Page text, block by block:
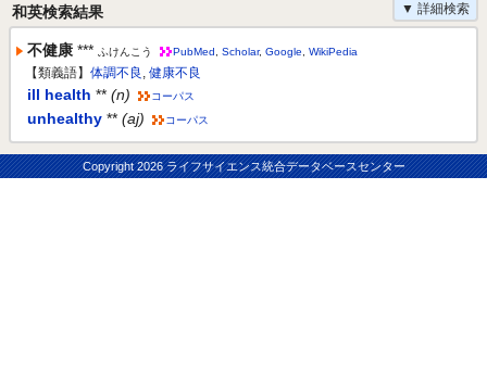
▼ 詳細検索
和英検索結果
不健康 *** ふけんこう PubMed Scholar, Google WikiPedia
【類義語】 体調不良 , 健康不良
ill health ** (n) コーパス
unhealthy ** (aj) コーパス
Copyright2026 ライフサイエンス統合データベースセンター